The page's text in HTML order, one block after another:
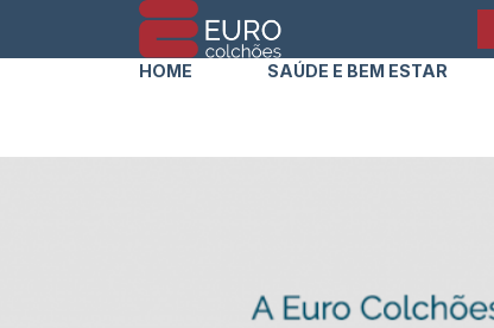
HOME SAÚDE E BEM ESTAR